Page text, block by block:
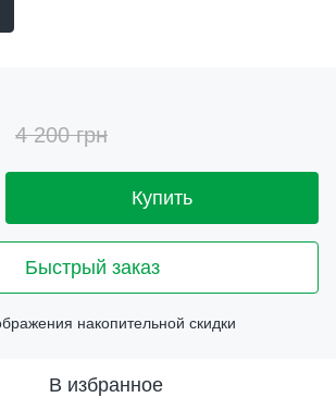
4 200 грн
Купить
Быстрый заказ
накопительной скидки
В избранное